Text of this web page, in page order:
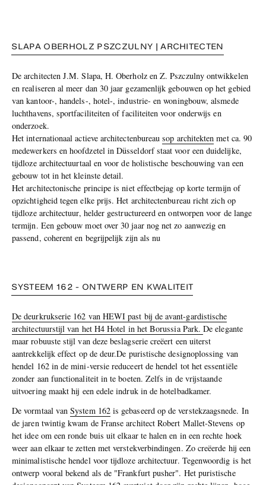
SLAPA OBERHOLZ PSZCZULNY | ARCHITECTEN
De architecten J.M. Slapa, H. Oberholz en Z. Pszczulny ontwikkelen
en realiseren al meer dan 30 jaar gezamenlijk gebouwen op het gebied
van kantoor-, handels-, hotel-, industrie- en woningbouw, alsmede
luchthavens, sportfaciliteiten of faciliteiten voor onderwijs en
onderzoek.
Het internationaal actieve architectenbureausop architekten met ca. 90
medewerkers en hoofdzetel in Düsseldorf staat voor een duidelijke,
tijdloze architectuurtaal en voor de holistische beschouwing van een
gebouw tot in het kleinste detail.
Het architectonische principe is niet effectbejag op korte termijn of
opzichtigheid tegen elke prijs. Het architectenbureau richt zich op
tijdloze architectuur, helder gestructureerd en ontworpen voor de lange
termijn. Een gebouw moet over 30 jaar nog net zo aanwezig en
passend, coherent en begrijpelijk zijn als nu
SYSTEEM 162 - ONTWERP EN KWALITEIT
De deurkrukserie 162 van HEWI past bij de avant-gardistische
architectuurstijl van het H4 Hotel in het Borussia Park.De elegante
maar robuuste stijl van deze beslagserie creëert een uiterst
aantrekkelijk effect op de deur.De puristische designoplossing van
hendel 162 in de mini-versie reduceert de hendel tot het essentiële
zonder aan functionaliteit in te boeten. Zelfs in de vrijstaande
uitvoering maakt hij een edele indruk in de hotelbadkamer.
De vormtaal vanSystem 162is gebaseerd op de verstekzaagsnede. In
de jaren twintig kwam de Franse architect Robert Mallet-Stevens op
het idee om een ronde buis uit elkaar te halen en in een rechte hoek
weer aan elkaar te zetten met verstekverbindingen. Zo creëerde hij een
minimalistische hendel voor tijdloze architectuur. Tegenwoordig is het
ontwerp vooral bekend als de "Frankfurt pusher". Het puristische